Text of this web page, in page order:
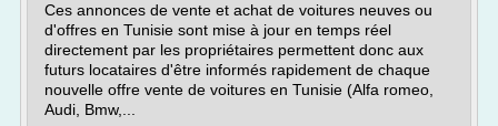
Ces annonces de vente et achat de voitures neuves ou
d'offres en Tunisie sont mise à jour en temps réel
directement par les propriétaires permettent donc aux
futurs locataires d'être informés rapidement de chaque
nouvelle offre vente de voitures en Tunisie (Alfa romeo,
Audi, Bmw,...